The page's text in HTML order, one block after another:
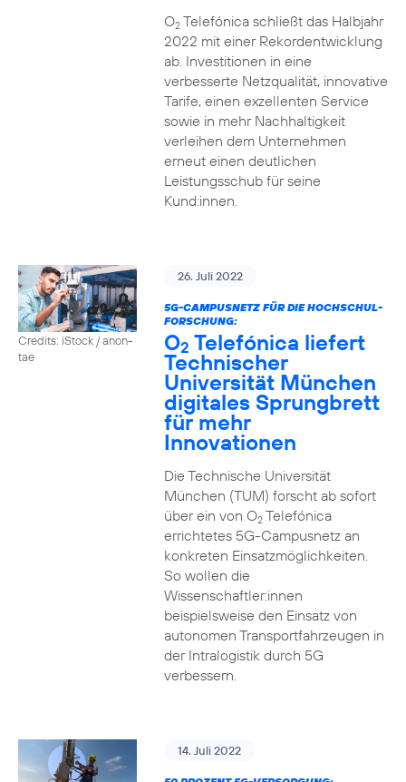
O2Telefónica schließt das Halbjahr
2022 mit einer Rekordentwicklung
ab. Investitionen in eine
verbesserte Netzqualität, innovative
Tarife, einen exzellenten Service
sowie in mehr Nachhaltigkeit
verleihen dem Unternehmen
erneut einen deutlichen
Leistungsschub für seine
Kund:innen.
Credits: iStock / anon-
tae
26. Juli 2022
5G-CAMPUSNETZ FÜR DIE HOCHSCHUL-
FORSCHUNG:
O2 Telefónica liefert
Technischer
Universität München
digitales Sprungbrett
für mehr
Innovationen
Die Technische Universität
München (TUM) forscht ab sofort
über ein von O2Telefónica
errichtetes 5G-Campusnetz an
konkreten Einsatzmöglichkeiten.
So wollen die
Wissenschaftler:innen
beispielsweise den Einsatz von
autonomen Transportfahrzeugen in
der Intralogistik durch 5G
verbessern.
14. Juli 2022